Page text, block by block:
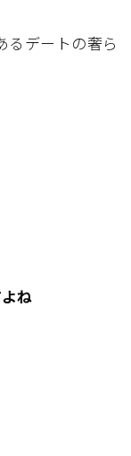
るデートの奢ら
ね